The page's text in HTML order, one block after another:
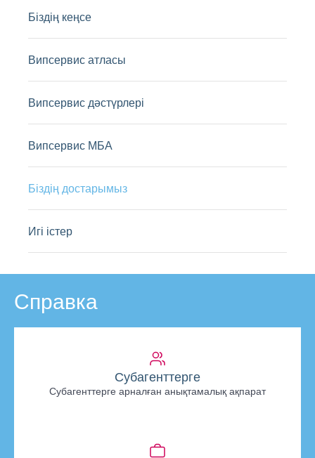
Біздің кеңсе
Випсервис атласы
Випсервис дәстүрлері
Випсервис МБА
Біздің достарымыз
Игі істер
Справка
Субагенттерге
Субагенттерге арналған анықтамалық ақпарат